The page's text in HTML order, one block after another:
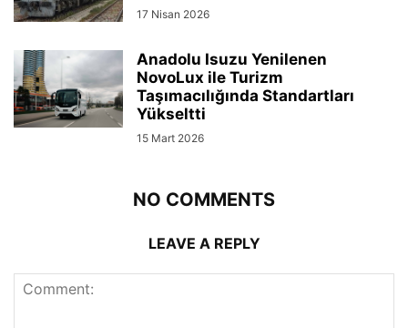
17 Nisan 2026
Anadolu Isuzu Yenilenen
NovoLux ile Turizm
Taşımacılığında Standartları
Yükseltti
15 Mart 2026
NO COMMENTS
LEAVE A REPLY